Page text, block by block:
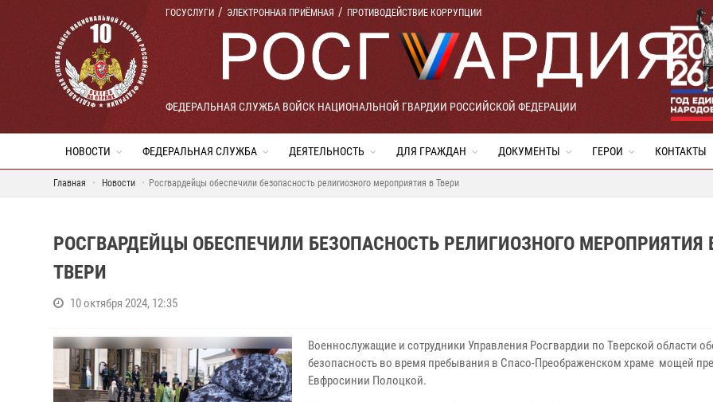
ГОСУСЛУГИ ЭЛЕКТРОННАЯ ПРИЁМНАЯ ПРОТИВОДЕЙСТВИЕ КОРРУПЦИИ
ФЕДЕРАЛЬНАЯ СЛУЖБА ВОЙСК НАЦИОНАЛЬНОЙ ГВАРДИИ РОССИЙСКОЙ ФЕДЕРАЦИИ
НОВОСТИ ФЕДЕРАЛЬНАЯ СЛУЖБА ДЕЯТЕЛЬНОСТЬ ДЛЯ ГРАЖДАН ДОКУМЕНТЫ ГЕРОИ КОНТАКТЫ
Главная Новости Росгвардейцы обеспечили безопасность религиозного мероприятия в Твери
РОСГВАРДЕЙЦЫ ОБЕСПЕЧИЛИ БЕЗОПАСНОСТЬ РЕЛИГИОЗНОГО МЕРОПРИЯТИЯ
ТВЕРИ
10 октября 2024, 12:35
Военнослужащие и сотрудники Управления Росгвардии по Тверской области
безопасность во время пребывания в Спасо-Преображенском храме мощей
Евфросинии Полоцкой.